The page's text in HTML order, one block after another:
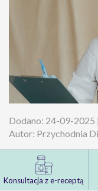
Dodano: 24-09-
Autor: Przychodnia
Konsultacja z e-receptą